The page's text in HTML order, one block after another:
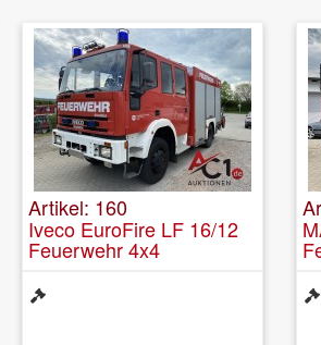
Artikel: 160
Iveco EuroFire LF 16/12
Feuerwehr 4x4